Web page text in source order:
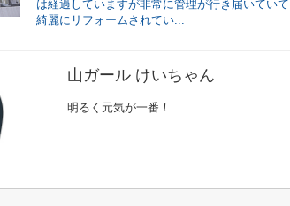
は経過していますが非常に管理が行き届いていて
綺麗にリフォームされてい...
山ガール けいちゃん
明るく元気が一番！